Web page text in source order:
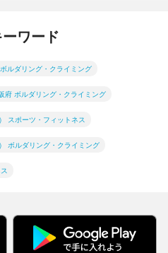
ワード
ルダリング・クライミング
府 ボルダリング・クライミング
スポーツ・フィットネス
ボルダリング・クライミング